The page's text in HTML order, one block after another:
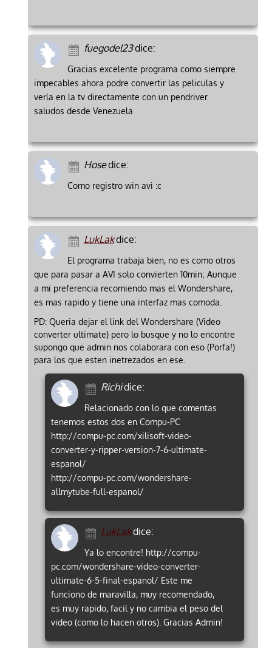
fuegodel23dice:
Gracias excelente programa como siempre
impecables ahora podre convertir las peliculas y
verla en la tv directamente con un pendriver
saludos desde Venezuela
Hosedice:
Como registro win avi :c
LukLakdice:
El programa trabaja bien, no es como otros
que para pasar a AVI solo convierten 10min; Aunque
a mi preferencia recomiendo mas el Wondershare,
es mas rapido y tiene una interfaz mas comoda.
PD: Queria dejar el link del Wondershare (Video
converter ultimate) pero lo busque y no lo encontre
supongo que admin nos colaborara con eso (Porfa!)
para los que esten inetrezados en ese.
Richidice:
Relacionado con lo que comentas
tenemos estos dos en Compu-PC
http://compu-pc.com/xilisoft-video-
converter-y-ripper-version-7-6-ultimate-
espanol/
http://compu-pc.com/wondershare-
allmytube-full-espanol/
LukLakdice:
Ya lo encontre! http://compu-
pc.com/wondershare-video-converter-
ultimate-6-5-final-espanol/ Este me
funciono de maravilla, muy recomendado,
es muy rapido, facil y no cambia el peso del
video (como lo hacen otros). Gracias Admin!